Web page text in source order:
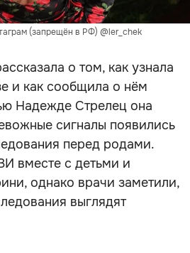
(запрещён в РФ) @ler_chek
о том, как узнала
и как сообщила о нём
Надежде Стрелец она
сигналы появились
перед родами.
вместе с детьми и
однако врачи заметили,
выглядят